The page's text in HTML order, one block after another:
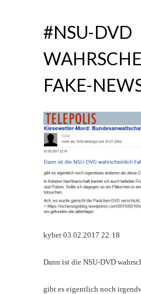
#NSU-DVD
FAKE-
kyber 03.02.2017 22:18
Dann ist die NSU-DVD
gibt es eigentlich noch